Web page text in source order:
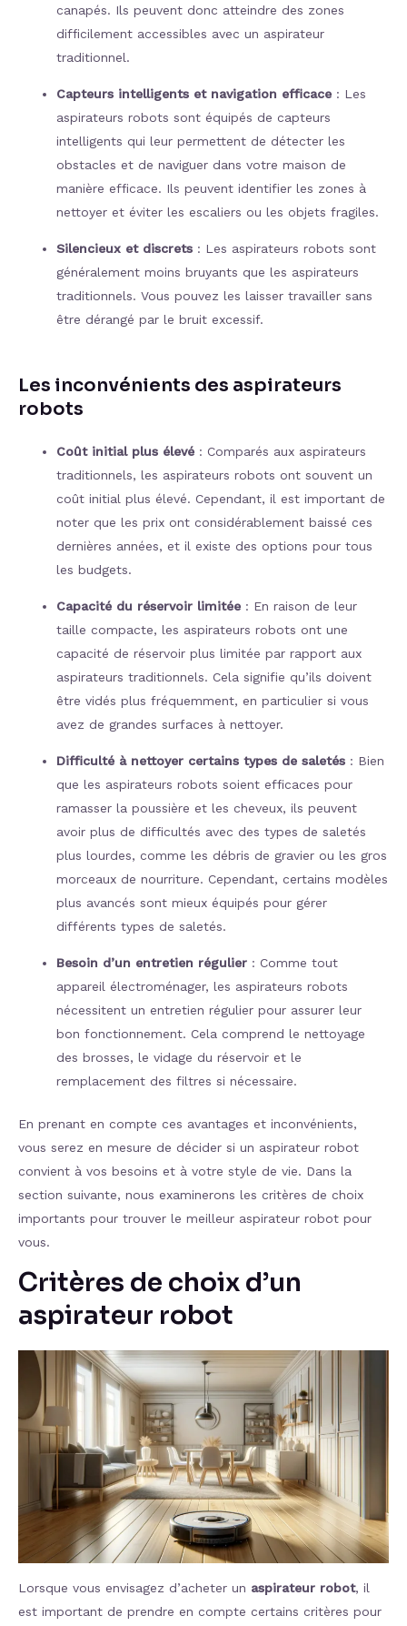
canapés. Ils peuvent donc atteindre des zones
difficilement accessibles avec un aspirateur
traditionnel.
Capteurs intelligents et navigation efficace : Les
aspirateurs robots sont équipés de capteurs
intelligents qui leur permettent de détecter les
obstacles et de naviguer dans votre maison de
manière efficace. Ils peuvent identifier les zones à
nettoyer et éviter les escaliers ou les objets fragiles.
Silencieux et discrets : Les aspirateurs robots sont
généralement moins bruyants que les aspirateurs
traditionnels. Vous pouvez les laisser travailler sans
être dérangé par le bruit excessif.
Les inconvénients des aspirateurs
robots
Coût initial plus élevé : Comparés aux aspirateurs
traditionnels, les aspirateurs robots ont souvent un
coût initial plus élevé. Cependant, il est important de
noter que les prix ont considérablement baissé ces
dernières années, et il existe des options pour tous
les budgets.
Capacité du réservoir limitée : En raison de leur
taille compacte, les aspirateurs robots ont une
capacité de réservoir plus limitée par rapport aux
aspirateurs traditionnels. Cela signifie qu’ils doivent
être vidés plus fréquemment, en particulier si vous
avez de grandes surfaces à nettoyer.
Difficulté à nettoyer certains types de saletés : Bien
que les aspirateurs robots soient efficaces pour
ramasser la poussière et les cheveux, ils peuvent
avoir plus de difficultés avec des types de saletés
plus lourdes, comme les débris de gravier ou les gros
morceaux de nourriture. Cependant, certains modèles
plus avancés sont mieux équipés pour gérer
différents types de saletés.
Besoin d’un entretien régulier : Comme tout
appareil électroménager, les aspirateurs robots
nécessitent un entretien régulier pour assurer leur
bon fonctionnement. Cela comprend le nettoyage
des brosses, le vidage du réservoir et le
remplacement des filtres si nécessaire.
En prenant en compte ces avantages et inconvénients,
vous serez en mesure de décider si un aspirateur robot
convient à vos besoins et à votre style de vie. Dans la
section suivante, nous examinerons les critères de choix
importants pour trouver le meilleur aspirateur robot pour
vous.
Critères de choix d’un
aspirateur robot
Lorsque vous envisagez d’acheter un aspirateur robot, il
est important de prendre en compte certains critères pour